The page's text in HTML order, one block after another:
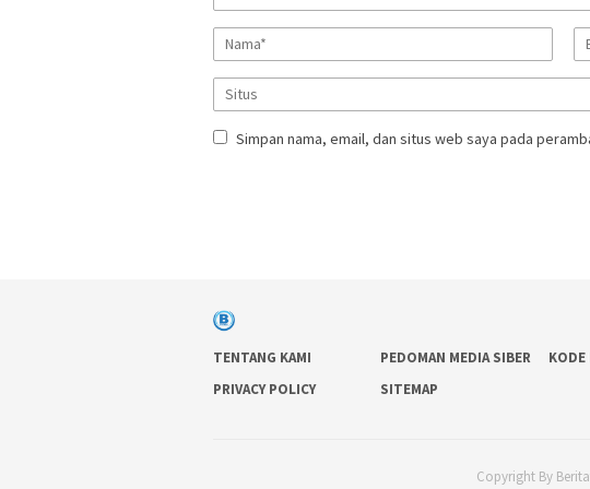
Simpan nama, email, dan situs web saya pada
TENTANG KAMI PEDOMAN MEDIA SIBER
PRIVACY POLICY
SITEMAP
Copyright By